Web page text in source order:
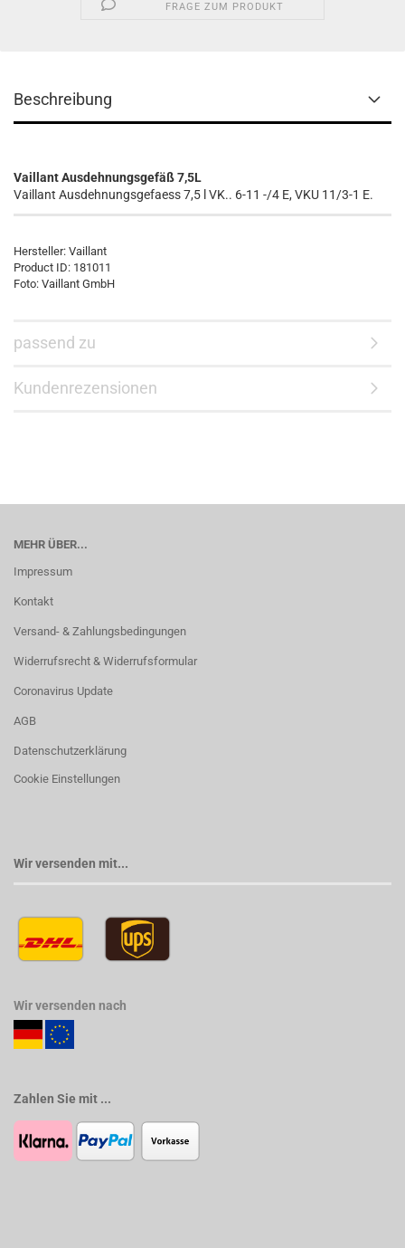
FRAGE ZUM PRODUKT
Beschreibung
Vaillant Ausdehnungsgefäß 7,5L
Vaillant Ausdehnungsgefaess 7,5 l VK.. 6-11 -/4 E, VKU 11/3-1 E.
Hersteller: Vaillant
Product ID: 181011
Foto: Vaillant GmbH
passend zu
Kundenrezensionen
MEHR ÜBER...
Impressum
Kontakt
Versand- & Zahlungsbedingungen
Widerrufsrecht & Widerrufsformular
Coronavirus Update
AGB
Datenschutzerklärung
Cookie Einstellungen
Wir versenden mit...
Wir versenden nach
Zahlen Sie mit ...